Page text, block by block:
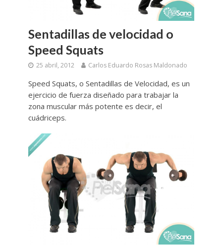
Sentadillas de velocidad o
Speed Squats
25 abril, 2012 Carlos Eduardo Rosas Maldonado
Speed Squats, o Sentadillas de Velocidad, es un
ejercicio de fuerza diseñado para trabajar la
zona muscular más potente es decir, el
cuádriceps.